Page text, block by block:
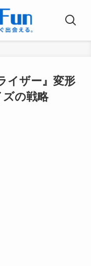
イザー』変形
ズの戦略